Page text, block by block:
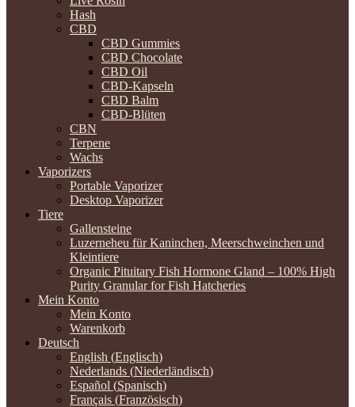
Hash
CBD
CBD Gummies
CBD Chocolate
CBD Oil
CBD-Kapseln
CBD Balm
CBD-Blüten
CBN
Terpene
Wachs
Vaporizers
Portable Vaporizer
Desktop Vaporizer
Tiere
Gallensteine
Luzerneheu für Kaninchen, Meerschweinchen und
Kleintiere
Organic Pituitary Fish Hormone Gland – 100% High
Purity Granular for Fish Hatcheries
Mein Konto
Mein Konto
Warenkorb
Deutsch
English (Englisch)
Nederlands (Niederländisch)
Español (Spanisch)
Français (Französisch)